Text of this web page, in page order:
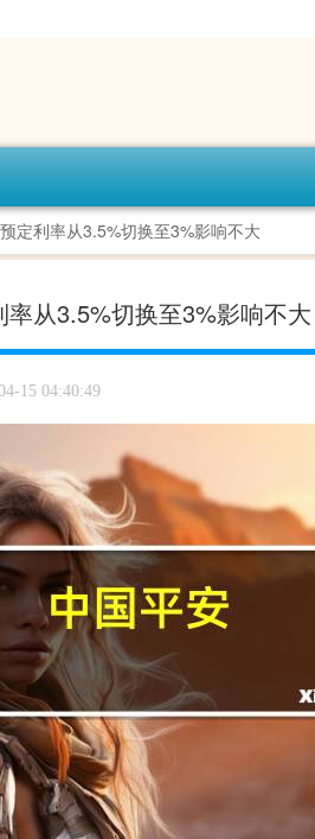
定利率从3.5%切换至3%影响不大
从3.5%切换至3%影响不大
15 04:40:49